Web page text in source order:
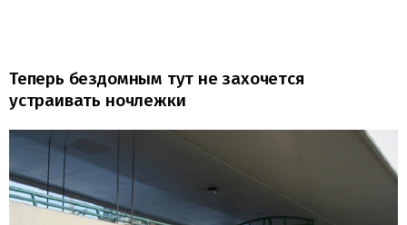
Теперь бездомным тут не захочется
устраивать ночлежки